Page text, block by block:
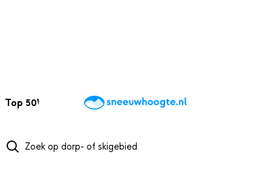
Top 50Webcams WintersportweerKaarten